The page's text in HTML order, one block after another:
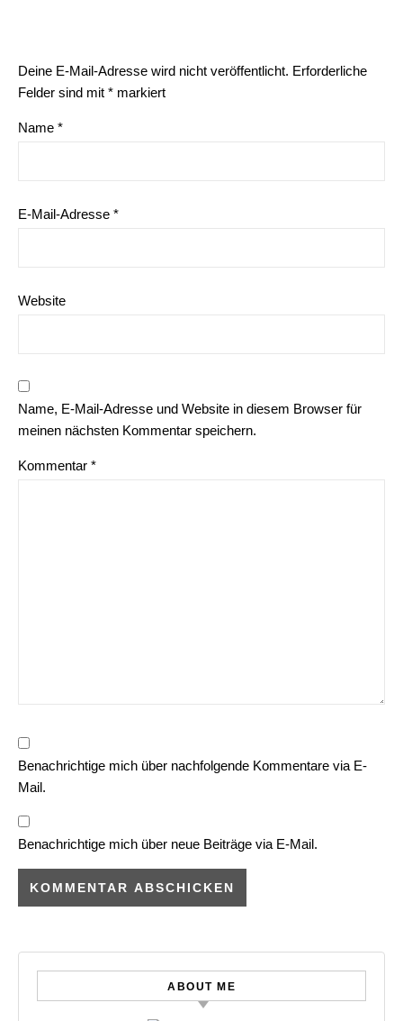
Deine E-Mail-Adresse wird nicht veröffentlicht. Erforderliche
Felder sind mit * markiert
Name *
E-Mail-Adresse *
Website
Name, E-Mail-Adresse und Website in diesem Browser für
meinen nächsten Kommentar speichern.
Kommentar *
Benachrichtige mich über nachfolgende Kommentare via E-
Mail.
Benachrichtige mich über neue Beiträge via E-Mail.
ABOUT ME